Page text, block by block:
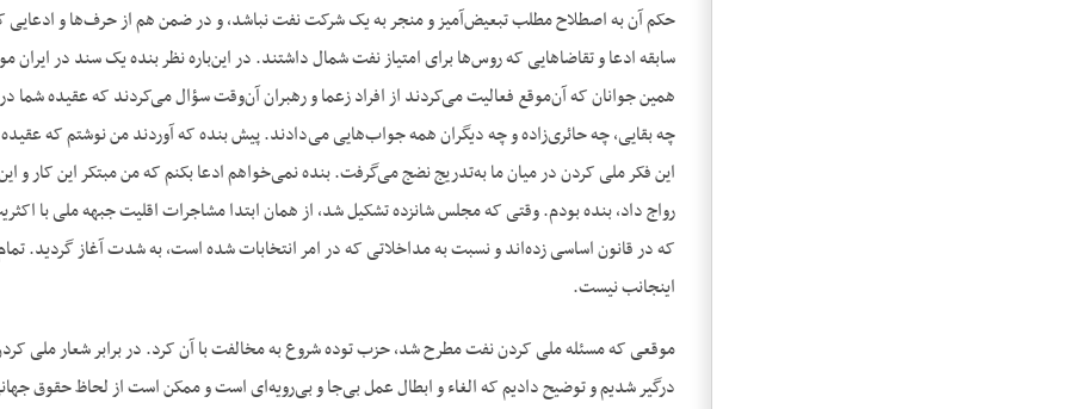
حکم آن به اصطلاح مطلب تبعیض‌‌آمیز و منجر به یک شرکت نفت نباشد، و در ضمن هم از حرف‌‌ها و ادعایی
سابقه ادعا و تقاضاهایی که روس‌‌ها برای امتیاز نفت شمال داشتند. در این‌‌باره نظر بنده یک سند در ایران
همین جوانان که آن‌‌موقع فعالیت می‌‌کردند از افراد زعما و رهبران آن‌‌وقت سؤال می‌‌کردند که عقیده
چه بقایی، چه حائری‌‌زاده و چه دیگران همه جواب‌‌هایی می‌‌دادند. پیش بنده که آوردند من نوشتم که
این فکر ملی کردن در میان ما به‌‌تدریج نضج می‌‌گرفت. بنده نمی‌‌خواهم ادعا بکنم که من مبتکر این کار و
رواج داد، بنده بودم. وقتی که مجلس شانزده تشکیل شد، از همان ابتدا مشاجرات اقلیت جبهه ملی با
که در قانون اساسی زده‌‌اند و نسبت به مداخلاتی که در امر انتخابات شده است، به شدت آغاز گردید.
اینجانب نیست.
موقعی که مسئله ملی کردن نفت مطرح شد، حزب توده شروع به مخالفت با آن کرد. در برابر شعار ملی کردن
درگیر شدیم و توضیح دادیم که الغاء و ابطال عمل بی‌‌جا و بی‌‌رویه‌‌ای است و ممکن است از لحاظ حقوق